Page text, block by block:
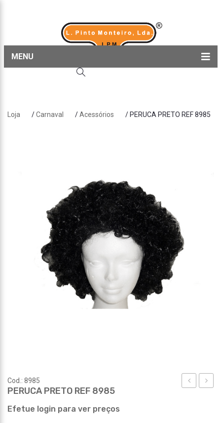
MENU
Sobre nós
Loja /Carnaval /Acessórios / PERUCA PRETO REF 8985
Cod.: 8985
PERUCA PRETO REF 8985
Efetue login para ver preços